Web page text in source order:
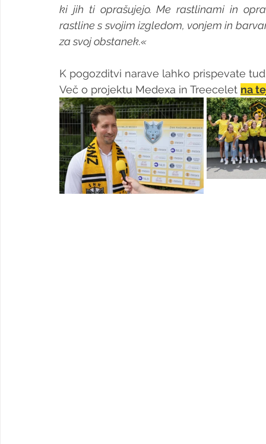
ki jih ti oprašujejo. Me rastlinami in
rastline s svojim izgledom, vonjem in
za svoj obstanek.«
K pogozditvi narave lahko prispevate
Več o projektu Medexa in Treecelet na